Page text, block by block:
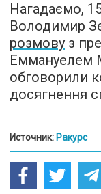
Нагадаємо,
Володимир
розмову з
Еммануелем
обговорили
досягнення
Источник: Ракурс